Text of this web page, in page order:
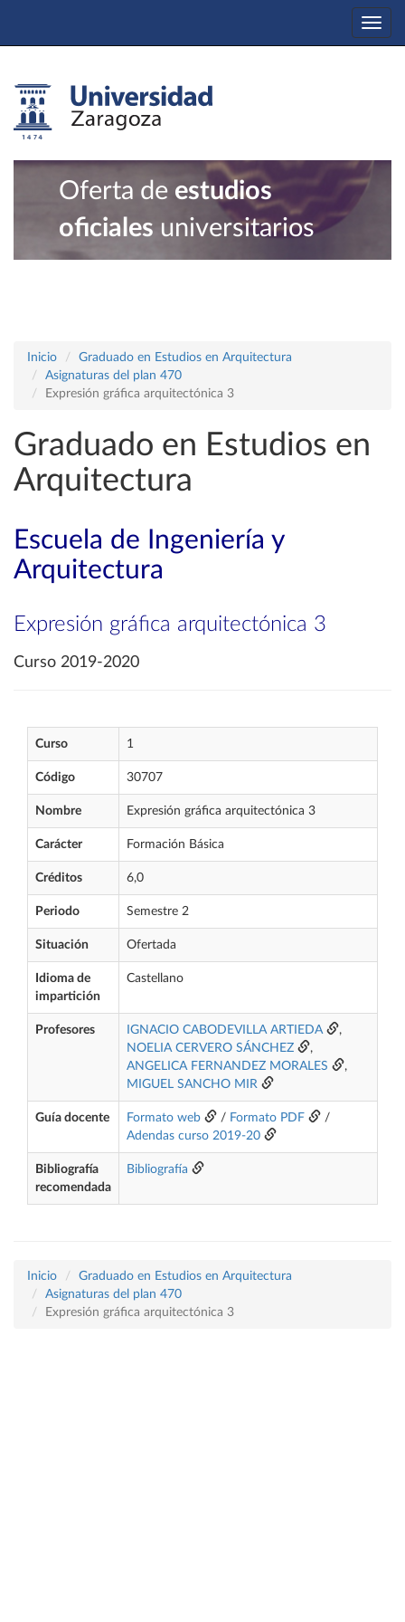
Oferta de estudios
oficiales universitarios
Inicio
Graduado en Estudios en Arquitectura
Asignaturas del plan 470
Expresión gráfica arquitectónica 3
Graduado en Estudios en
Arquitectura
Escuela de Ingeniería y
Arquitectura
Expresión gráfica arquitectónica 3
Curso 2019-2020
Curso 1
Código 30707
Nombre Expresión gráfica arquitectónica 3
Carácter Formación Básica
Créditos 6,0
Periodo Semestre 2
Situación Ofertada
Idioma de
impartición
Castellano
Profesores IGNACIO CABODEVILLA ARTIEDA
,
NOELIA CERVERO SÁNCHEZ
,
ANGELICA FERNANDEZ MORALES
,
MIGUEL SANCHO MIR
Guía docente Formato web / Formato PDF
/
Adendas curso 2019-20
Bibliografía
recomendada
Bibliografía
Inicio
Graduado en Estudios en Arquitectura
Asignaturas del plan 470
Expresión gráfica arquitectónica 3